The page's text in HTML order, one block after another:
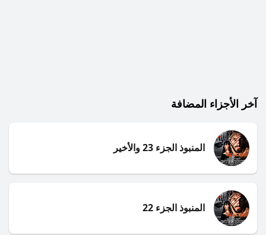
آخر الأجزاء المضافة
المنبوذ الجزء 23 والأخير
المنبوذ الجزء 22